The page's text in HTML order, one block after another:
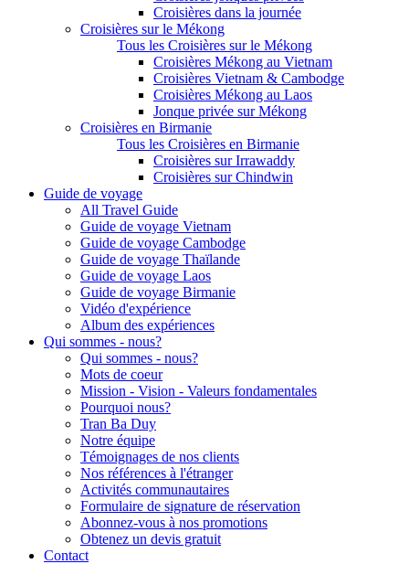
Croisières dans la journée
Croisières sur le Mékong
Tous les Croisières sur le Mékong
Croisières Mékong au Vietnam
Croisières Vietnam & Cambodge
Croisières Mékong au Laos
Jonque privée sur Mékong
Croisières en Birmanie
Tous les Croisières en Birmanie
Croisières sur Irrawaddy
Croisières sur Chindwin
Guide de voyage
All Travel Guide
Guide de voyage Vietnam
Guide de voyage Cambodge
Guide de voyage Thaïlande
Guide de voyage Laos
Guide de voyage Birmanie
Vidéo d'expérience
Album des expériences
Qui sommes - nous?
Qui sommes - nous?
Mots de coeur
Mission - Vision - Valeurs fondamentales
Pourquoi nous?
Tran Ba Duy
Notre équipe
Témoignages de nos clients
Nos références à l'étranger
Activités communautaires
Formulaire de signature de réservation
Abonnez-vous à nos promotions
Obtenez un devis gratuit
Contact